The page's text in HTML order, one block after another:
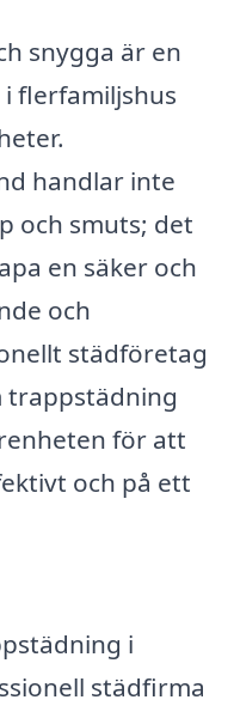
snygga är en
flerfamiljshus
handlar inte
och smuts; det
en säker och
och
städföretag
trappstädning
för att
och på ett
i
städfirma